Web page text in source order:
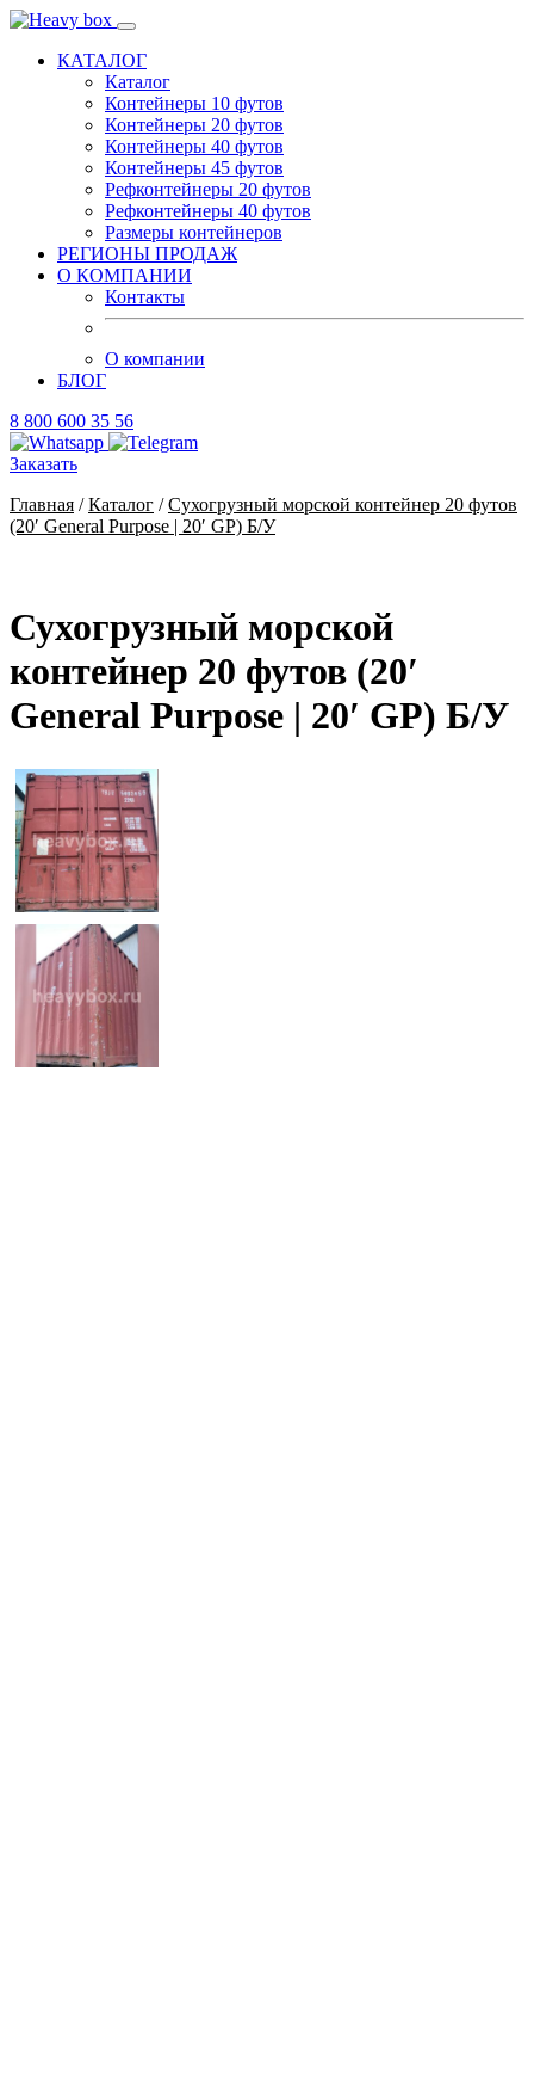
КАТАЛОГ
Каталог
Контейнеры 10 футов
Контейнеры 20 футов
Контейнеры 40 футов
Контейнеры 45 футов
Рефконтейнеры 20 футов
Рефконтейнеры 40 футов
Размеры контейнеров
РЕГИОНЫ ПРОДАЖ
О КОМПАНИИ
Контакты
О компании
БЛОГ
8 800 600 35 56
Заказать
Главная /Каталог /Сухогрузный морской контейнер 20 футов
(20′ General Purpose | 20′ GP) Б/У
Сухогрузный морской
контейнер 20 футов (20′
General Purpose | 20′ GP) Б/У